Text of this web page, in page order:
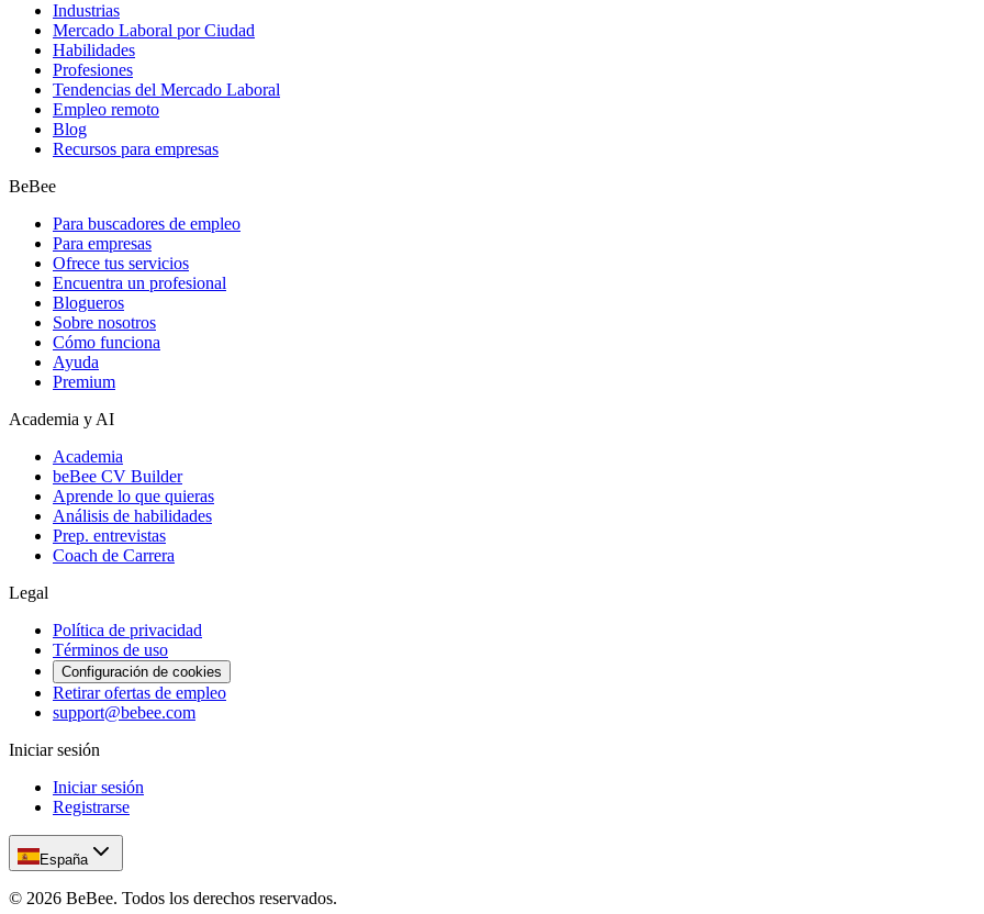
Industrias
Mercado Laboral por Ciudad
Habilidades
Profesiones
Tendencias del Mercado Laboral
Empleo remoto
Blog
Recursos para empresas
BeBee
Para buscadores de empleo
Para empresas
Ofrece tus servicios
Encuentra un profesional
Blogueros
Sobre nosotros
Cómo funciona
Ayuda
Premium
Academia y AI
Academia
beBee CV Builder
Aprende lo que quieras
Análisis de habilidades
Prep. entrevistas
Coach de Carrera
Legal
Política de privacidad
Términos de uso
Configuración de cookies
Retirar ofertas de empleo
support@bebee.com
Iniciar sesión
Iniciar sesión
Registrarse
España
© 2026 BeBee. Todos los derechos reservados.